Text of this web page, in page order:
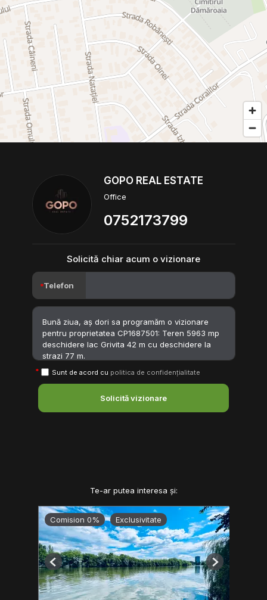
GOPO REAL ESTATE
Office
0752173799
Solicită chiar acum o vizionare
Telefon
Sunt de acord cu politica de confidențialitate
Solicită vizionare
Te-ar putea interesa și:
Comision 0% Exclusivitate
Previous Next